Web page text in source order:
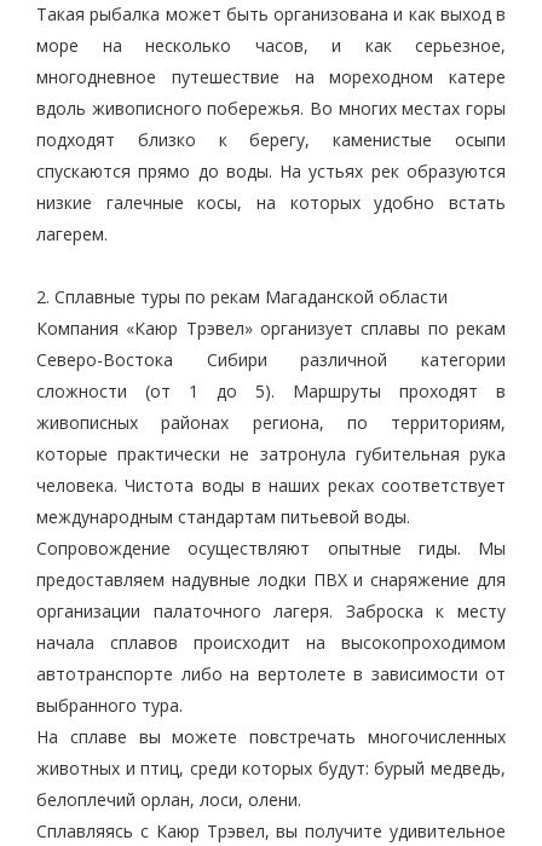
Такая рыбалка может быть организована и как выход в
море на несколько часов, и как серьезное,
многодневное путешествие на мореходном катере
вдоль живописного побережья. Во многих местах горы
подходят близко к берегу, каменистые осыпи
спускаются прямо до воды. На устьях рек образуются
низкие галечные косы, на которых удобно встать
лагерем.
2. Сплавные туры по рекам Магаданской области
Компания «Каюр Трэвел» организует сплавы по рекам
Северо-Востока Сибири различной категории
сложности (от 1 до 5). Маршруты проходят в
живописных районах региона, по территориям,
которые практически не затронула губительная рука
человека. Чистота воды в наших реках соответствует
международным стандартам питьевой воды.
Сопровождение осуществляют опытные гиды. Мы
предоставляем надувные лодки ПВХ и снаряжение для
организации палаточного лагеря. Заброска к месту
начала сплавов происходит на высокопроходимом
автотранспорте либо на вертолете в зависимости от
выбранного тура.
На сплаве вы можете повстречать многочисленных
животных и птиц, среди которых будут: бурый медведь,
белоплечий орлан, лоси, олени.
Сплавляясь с Каюр Трэвел, вы получите удивительное